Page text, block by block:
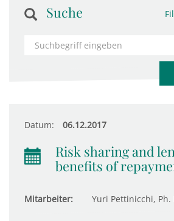
Suche
Datum: 06.12.2017
Risk sharing and
benefits of
Mitarbeiter: Yuri Pettinicchi, Ph.